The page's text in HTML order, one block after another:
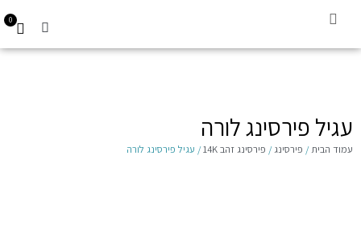
0
עגיל פירסינג לורה
עמוד הבית/ פירסינג/ פירסינג זהב 14K / עגיל פירסינג לורה